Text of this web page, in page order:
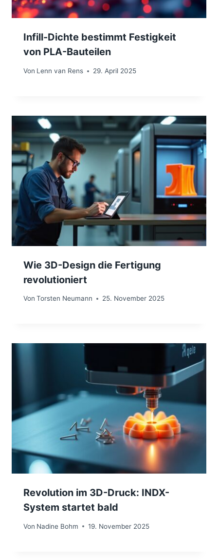
Infill-Dichte bestimmt Festigkeit
von PLA-Bauteilen
Von Lenn van Rens 29. April 2025
Wie 3D-Design die Fertigung
revolutioniert
Von Torsten Neumann 25. November 2025
Revolution im 3D-Druck: INDX-
System startet bald
Von Nadine Bohm 19. November 2025